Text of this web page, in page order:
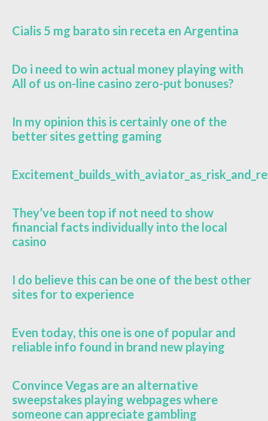
Cialis 5 mg barato sin receta en Argentina
Do i need to win actual money playing with
All of us on-line casino zero-put bonuses?
In my opinion this is certainly one of the
better sites getting gaming
They’ve been top if not need to show
financial facts individually into the local
casino
I do believe this can be one of the best other
sites for to experience
Even today, this one is one of popular and
reliable info found in brand new playing
Convince Vegas are an alternative
sweepstakes playing webpages where
someone can appreciate gambling